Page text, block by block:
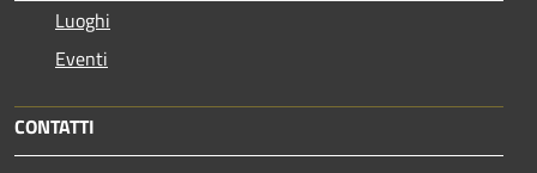
Luoghi
Eventi
CONTATTI